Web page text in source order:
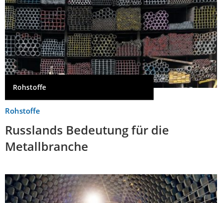
Rohstoffe
Rohstoffe
Russlands Bedeutung für die
Metallbranche